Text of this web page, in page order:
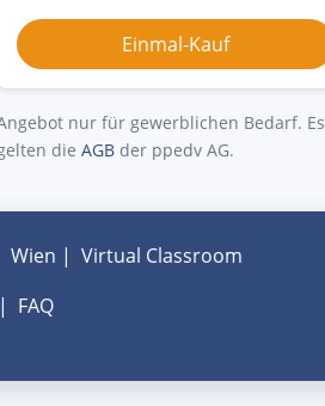
nur für gewerblichen Bedarf. Es
die AGB der ppedv AG.
Wien | Virtual Classroom
FAQ